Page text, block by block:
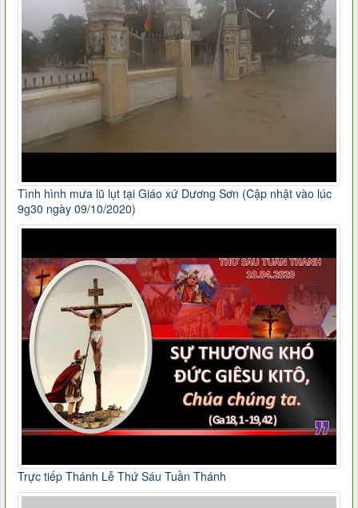
Tình hình mưa lũ lụt tại Giáo xứ Dương Sơn (Cập nhật vào lúc
9g30 ngày 09/10/2020)
Trực tiếp Thánh Lễ Thứ Sáu Tuần Thánh